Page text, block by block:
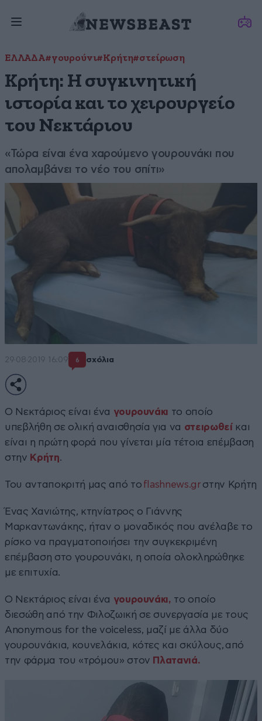
ΕΛΛΑΔΑ#γουρούνι#Κρήτη#στείρωση
Κρήτη: Η συγκινητική
ιστορία και το χειρουργείο
του Νεκτάριου
«Τώρα είναι ένα χαρούμενο γουρουνάκι που
απολαμβάνει το νέο του σπίτι»
29·08·2019 16:09 6 σχόλια
Ο Νεκτάριος είναι ένα γουρουνάκι το οποίο
υπεβλήθη σε ολική αναισθησία για να στειρωθείκαι
είναι η πρώτη φορά που γίνεται μία τέτοια επέμβαση
στην Κρήτη.
Του ανταποκριτή μας από το flashnews.gr στην Κρήτη
Ένας Χανιώτης, κτηνίατρος ο Γιάννης
Μαρκαντωνάκης, ήταν ο μοναδικός που ανέλαβε το
ρίσκο να πραγματοποιήσει την συγκεκριμένη
επέμβαση στο γουρουνάκι, η οποία ολοκληρώθηκε
με επιτυχία.
Ο Νεκτάριος είναι ένα γουρουνάκι, το οποίο
διεσώθη από την Φιλοζωική σε συνεργασία με τους
Anonymous for the voiceless, μαζί με άλλα δύο
γουρουνάκια, κουνελάκια, κότες και σκύλους, από
την φάρμα του «τρόμου» στον Πλατανιά.